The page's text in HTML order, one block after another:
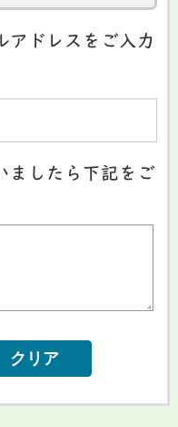
アドレスをご入力
ましたら下記をご